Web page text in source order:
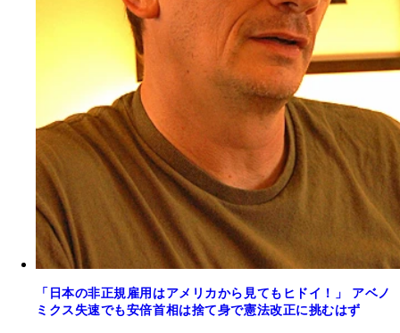
「日本の非正規雇用はアメリカから見てもヒドイ！」 アベノ
ミクス失速でも安倍首相は捨て身で憲法改正に挑むはず